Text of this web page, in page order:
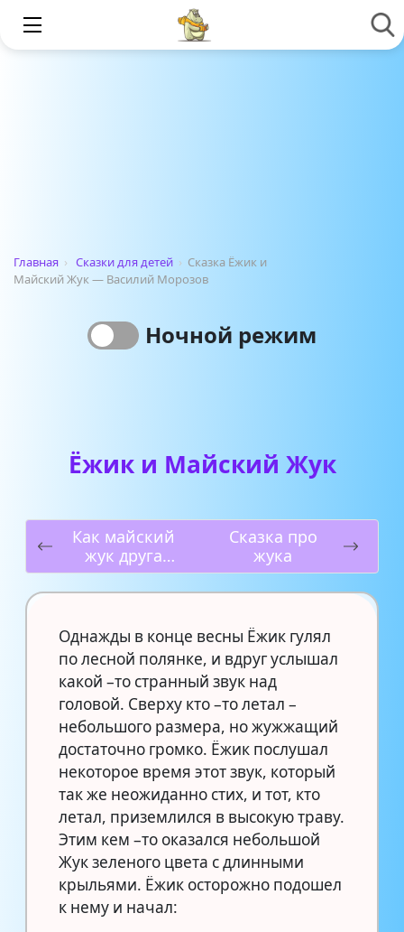
Главная › Сказки для детей › Сказка Ёжик и
Майский Жук — Василий Морозов
Ночной режим
Ёжик и Майский Жук
Как майский
жук друга
искал
Сказка про
жука
Однажды в конце весны Ёжик гулял
по лесной полянке, и вдруг услышал
какой –то странный звук над
головой. Сверху кто –то летал –
небольшого размера, но жужжащий
достаточно громко. Ёжик послушал
некоторое время этот звук, который
так же неожиданно стих, и тот, кто
летал, приземлился в высокую траву.
Этим кем –то оказался небольшой
Жук зеленого цвета с длинными
крыльями. Ёжик осторожно подошел
к нему и начал: